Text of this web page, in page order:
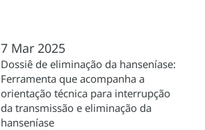
7 Mar 2025
Dossiê de eliminação da hanseníase:
Ferramenta que acompanha a
orientação técnica para interrupção
da transmissão e eliminação da
hanseníase